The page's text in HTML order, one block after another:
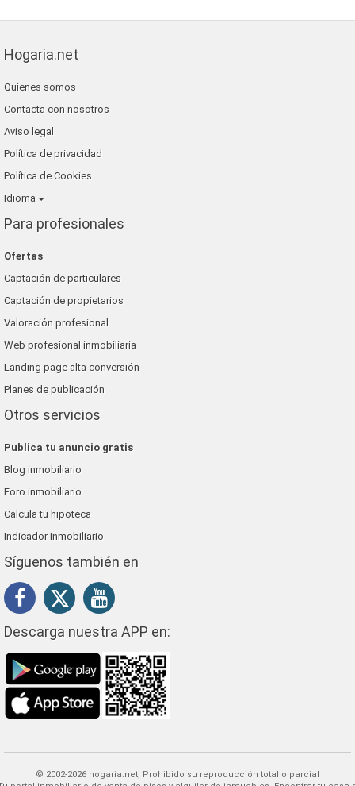
Hogaria.net
Quienes somos
Contacta con nosotros
Aviso legal
Política de privacidad
Política de Cookies
Idioma
Para profesionales
Ofertas
Captación de particulares
Captación de propietarios
Valoración profesional
Web profesional inmobiliaria
Landing page alta conversión
Planes de publicación
Otros servicios
Publica tu anuncio gratis
Blog inmobiliario
Foro inmobiliario
Calcula tu hipoteca
Indicador Inmobiliario
Síguenos también en
Descarga nuestra APP en:
© 2002-2026 hogaria.net, Prohibido su reproducción total o parcial